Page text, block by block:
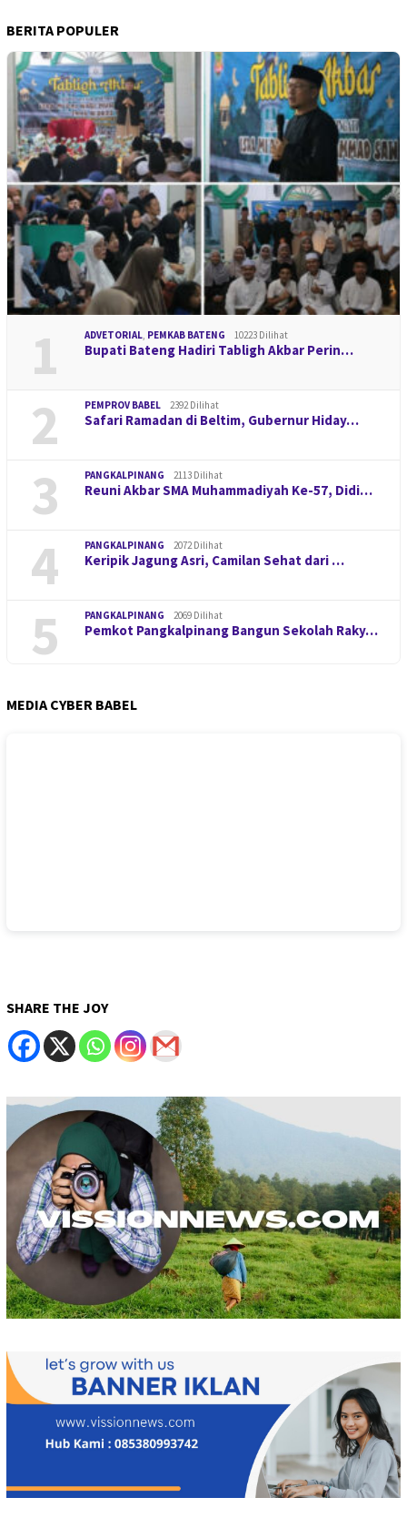
BERITA POPULER
1 ADVETORIAL, PEMKAB BATENG 10223 Dilihat
Bupati Bateng Hadiri Tabligh Akbar Perin…
2 PEMPROV BABEL 2392 Dilihat
Safari Ramadan di Beltim, Gubernur Hiday…
3 PANGKALPINANG 2113 Dilihat
Reuni Akbar SMA Muhammadiyah Ke-57, Didi…
4 PANGKALPINANG 2072 Dilihat
Keripik Jagung Asri, Camilan Sehat dari …
5 PANGKALPINANG 2069 Dilihat
Pemkot Pangkalpinang Bangun Sekolah Raky…
MEDIA CYBER BABEL
SHARE THE JOY